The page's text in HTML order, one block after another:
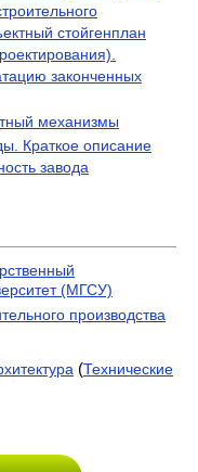
стойгенплан
законченных
механизмы
Краткое описание
завода
(МГСУ)
производства
(Технические